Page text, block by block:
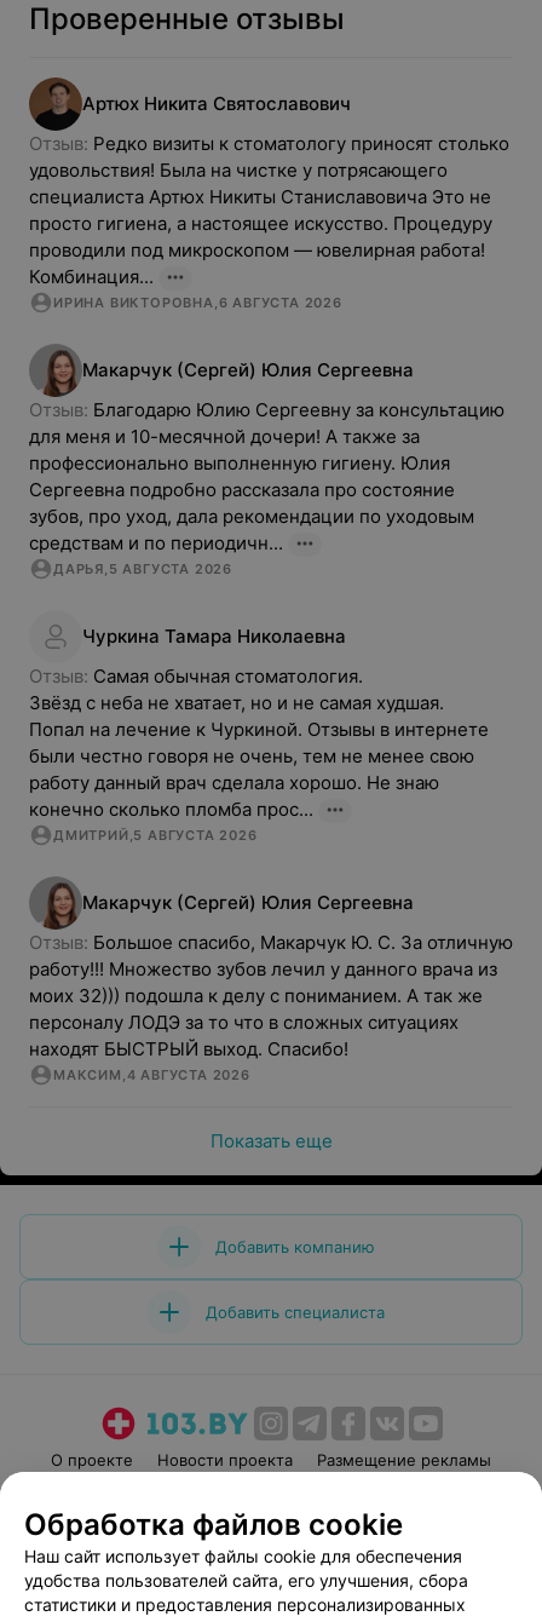
Проверенные отзывы
Артюх Никита Святославович
Отзыв: Редко визиты к стоматологу приносят столько
удовольствия! Была на чистке у потрясающего
специалиста Артюх Никиты Станиславовича Это не
просто гигиена, а настоящее искусство. Процедуру
проводили под микроскопом — ювелирная работа!
Комбинация...
ИРИНА ВИКТОРОВНА,6 АВГУСТА 2026
Макарчук (Сергей) Юлия Сергеевна
Отзыв: Благодарю Юлию Сергеевну за консультацию
для меня и 10-месячной дочери! А также за
профессионально выполненную гигиену. Юлия
Сергеевна подробно рассказала про состояние
зубов, про уход, дала рекомендации по уходовым
средствам и по периодичн...
ДАРЬЯ, 5 АВГУСТА 2026
Чуркина Тамара Николаевна
Отзыв: Самая обычная стоматология.
Звёзд с неба не хватает, но и не самая худшая.
Попал на лечение к Чуркиной. Отзывы в интернете
были честно говоря не очень, тем не менее свою
работу данный врач сделала хорошо. Не знаю
конечно сколько пломба прос...
ДМИТРИЙ ,5 АВГУСТА 2026
Макарчук (Сергей) Юлия Сергеевна
Отзыв: Большое спасибо, Макарчук Ю. С. За отличную
работу!!! Множество зубов лечил у данного врача из
моих 32))) подошла к делу с пониманием. А так же
персоналу ЛОДЭ за то что в сложных ситуациях
находят БЫСТРЫЙ выход. Спасибо!
МАКСИМ ,4 АВГУСТА 2026
Показать еще
Добавить компанию
Добавить специалиста
О проекте Новости проекта
Размещение рекламы
Пользовательское соглашение
Способы оплаты
Вакансии
Партнеры
Написать руководителю 103.by
Обработка файлов cookie
Наш сайт использует файлы cookie для обеспечения
удобства пользователей сайта, его улучшения, сбора
статистики и предоставления персонализированных